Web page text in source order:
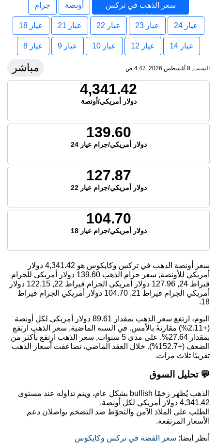
سعر الذهب في تركس
وكايكوس
أونصة جرام
عيار 24 عيار 23 عيار 22 عيار 21 عيار 18
عيار 14 عيار 12 عيار 10 عيار 9 عيار 8
السبت, 8 أغسطس 2026, 4:47 ص مباشر
4,341.42
دولار أمريكي/أونصة
139.60
دولار أمريكي/جرام عيار 24
127.87
دولار أمريكي/جرام عيار 22
104.70
دولار أمريكي/جرام عيار 18
سعر أونصة الذهب في تركس وكايكوس هو 4,341.42 دولار
أمريكي للأونصة, سعر جرام الذهب 139.60 دولار أمريكي للجرام
قيراط 24,
127.96 دولار أمريكي الجرام قيراط 22, 122.15 دولار
أمريكي الجرام قيراط 21,
104.70 دولار أمريكي الجرام قيراط
18.
اليوم، ارتفع سعر الذهب بمقدار 89.61 دولار أمريكي لكل أونصة
(+2.11%) مقارنةً بالأمس. في السنة الماضية, سعر الذهب ارتفع
بمقدار 27.64%. على مدى 5 سنوات, سعر الذهب ارتفع بأكثر من
الضعف (+152.7%). خلال العقد الماضي، تضاعفت أسعار الذهب
تقريبًا ثلاث مرات.
💬 تحليل السوق
الذهب يُظهر زخمًا bullish بشكل عام، ويتم تداوله عند مستوى
4,341.42 دولار أمريكي لكل أونصة.
الطلب على الملاذ الآمن والتحوّط ضد التضخم يواصلان دعم
الأسعار المرتفعة.
أنظر أيضا: سعر الفضة في تركس وكايكوس